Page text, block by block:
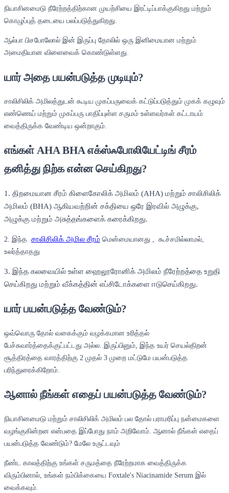
நியாசினமைடு நீரேற்றத்திற்கான முயற்சியை இரட்டிப்பாக்குகிறது மற்றும்
கொழுப்புத் தடையை பலப்படுத்துகிறது.
ஆல்பா பிசபோலோல் இன் இருப்பு தோலில் ஒரு இனிமையான மற்றும்
அமைதியான விளைவைக் கொண்டுள்ளது.
யார் அதை பயன்படுத்த முடியும்?
சாலிசிலிக் அமிலத்துடன் கூடிய முகப்பருவைக் கட்டுப்படுத்தும் முகக் கழுவும்
எண்ணெய் மற்றும் முகப்பரு பாதிப்புள்ள சருமம் உள்ளவர்கள் கட்டாயம்
வைத்திருக்க வேண்டிய ஒன்றாகும்.
எங்கள் AHA BHA எக்ஸ்ஃபோலியேட்டிங் சீரம்
தனித்து நிற்க என்ன செய்கிறது?
1. திறமையான சீரம் கிளைகோலிக் அமிலம் (AHA) மற்றும் சாலிசிலிக்
அமிலம் (BHA) ஆகியவற்றின் சக்தியை ஒரே இரவில் அழுக்கு,
அழுக்கு மற்றும் அசுத்தங்களைக் கரைக்கிறது.
2. இந்த சாலிசிலிக் அமில சீரம் மென்மையானது , கூச்சமில்லாமல்,
உலர்த்தாதது
3. இந்த கலவையில் உள்ள ஹைலூரோனிக் அமிலம் நீரேற்றத்தை உறுதி
செய்கிறது மற்றும் வீக்கத்தின் எப்சிடோக்களை ஈடுசெய்கிறது.
யார் பயன்படுத்த வேண்டும்?
ஒவ்வொரு தோல் வகைக்கும் வழக்கமான உரித்தல்
பேச்சுவார்த்தைக்குட்பட்டது அல்ல. இருப்பினும், இந்த உயர் செயல்திறன்
சூத்திரத்தை வாரத்திற்கு 2 முதல் 3 முறை மட்டுமே பயன்படுத்த
பரிந்துரைக்கிறோம்.
ஆனால் நீங்கள் எதைப் பயன்படுத்த வேண்டும்?
நியாசினமைடு மற்றும் சாலிசிலிக் அமிலம் பல தோல் பராமரிப்பு நன்மைகளை
வழங்குகின்றன என்பதை இப்போது நாம் அறிவோம். ஆனால் நீங்கள் எதைப்
பயன்படுத்த வேண்டும்? மேலே உருட்டவும்
நீண்ட காலத்திற்கு உங்கள் சருமத்தை நீரேற்றமாக வைத்திருக்க
விரும்பினால், உங்கள் நம்பிக்கையை Foxtale's Niacinamide Serum இல்
வைக்கவும்.